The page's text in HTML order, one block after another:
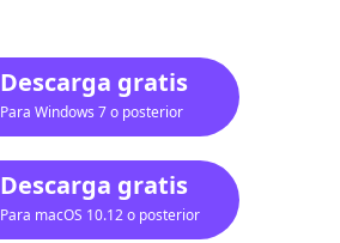
Descarga gratis
Para Windows 7 o posterior
Descarga gratis
Para macOS 10.12 o posterior